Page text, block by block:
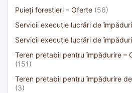
Puieți forestieri – Oferte (56)
Servicii execuție lucrări de
Servicii execuție lucrări de
Teren pretabil pentru împădurire –
(151)
Teren pretabil pentru împădurire
(3)